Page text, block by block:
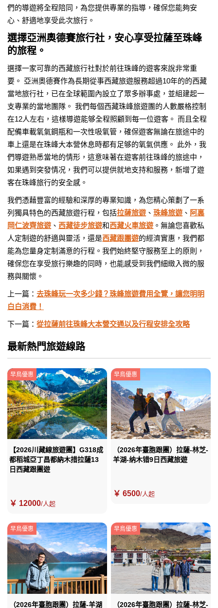
們的導遊將全程陪同，為您提供專業的指導，確保您能夠安
心、舒適地享受此次旅行。
選擇亞洲奧德賽旅行社，安心享受拉薩至珠峰
的旅程。
選擇一家可靠的西藏旅行社對於前往珠峰的遊客來說非常重
要。 亞洲奧德賽作為長期從事西藏旅遊服務超過10年的的西藏
當地旅行社，已在全球範圍內設立了眾多辦事處，並組建起一
支專業的當地團隊。 我們每個西藏珠峰旅遊團的人數嚴格控制
在12人左右，這樣導遊能够全程照顧到每一位遊客。 而且全程
配備車載氧氣鋼瓶和一次性吸氧管，確保遊客無論在旅途中的
車上還是在珠峰大本營休息時都有足够的氧氣供應。 此外，我
們導遊熟悉當地的情形，這意味著在遊客前往珠峰的旅途中，
如果遇到突發情况，我們可以提供就地支持和服務，新增了遊
客在珠峰旅行的安全感。
我們憑藉豐富的經驗和深厚的專業知識，為您精心策劃了一系
列獨具特色的西藏旅遊行程，包括拉薩旅遊 、 珠峰旅遊 、 阿裏
岡仁波齊旅遊 、 西藏徒步旅遊和西藏火車旅遊 。無論您喜歡私
人定制遊的舒適與靈活，還是西藏跟團遊的經濟實惠，我們都
能為您量身定制滿意的行程。我們始終堅守服務至上的原則，
確保您在享受旅行樂趣的同時，也能感受到我們細緻入微的服
務與關懷。
上一篇： 去珠峰玩一次多少錢？珠峰旅遊費用全覽，讓您明明
白白消費！
下一篇： 從拉薩前往珠峰大本營交通以及行程安排全攻略
最新熱門旅遊線路
早鳥優惠
【2026川藏線旅遊團】G318成
都稻城亞丁昌都納木措拉薩13
日西藏跟團遊
￥ 12000/人起
早鳥優惠
（2026年臺胞跟團）拉薩-林芝-
羊湖-纳木错9日西藏旅遊
￥ 6500/人起
早鳥優惠
（2026年臺胞跟團）拉薩-羊湖
早鳥優惠
（2026年臺胞跟團）拉薩-林芝-